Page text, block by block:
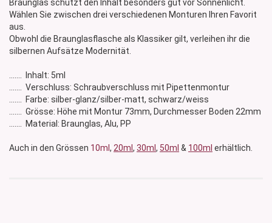
Braunglas schützt den Inhalt besonders gut vor Sonnenlicht.
Wählen Sie zwischen drei verschiedenen Monturen Ihren Favorit
aus.
Obwohl die Braunglasflasche als Klassiker gilt, verleihen ihr die
silbernen Aufsätze Modernität.
....... Inhalt: 5ml
....... Verschluss: Schraubverschluss mit Pipettenmontur
....... Farbe: silber-glanz/silber-matt, schwarz/weiss
....... Grösse: Höhe mit Montur 73mm, Durchmesser Boden 22mm
....... Material: Braunglas, Alu, PP
Auch in den Grössen 10ml , 20ml , 30ml , 50ml & 100ml erhältlich.